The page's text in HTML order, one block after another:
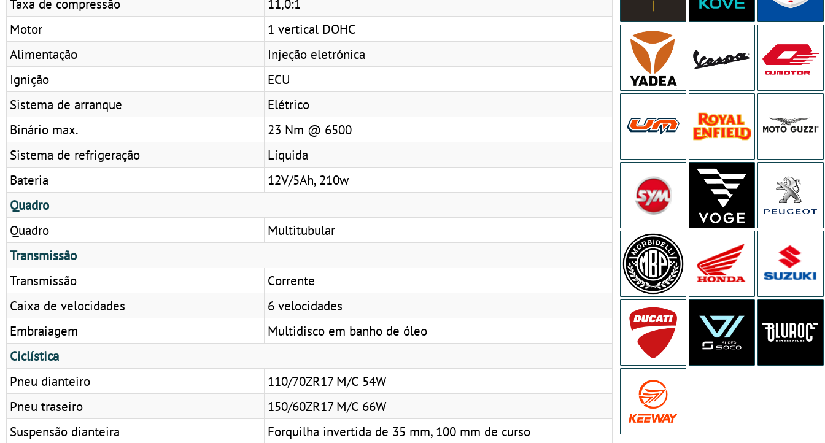
Taxa de compressão
11,0:1
Motor
1 vertical DOHC
Alimentação
Injeção eletrónica
Ignição
ECU
Sistema de arranque
Elétrico
Binário max.
23 Nm @ 6500
Sistema de refrigeração
Líquida
Bateria
12V/5Ah, 210w
Quadro
Quadro
Multitubular
Transmissão
Transmissão
Corrente
Caixa de velocidades
6 velocidades
Embraiagem
Multidisco em banho de óleo
Ciclística
Pneu dianteiro
110/70ZR17 M/C 54W
Pneu traseiro
150/60ZR17 M/C 66W
Suspensão dianteira
Forquilha invertida de 35 mm, 100 mm de curso